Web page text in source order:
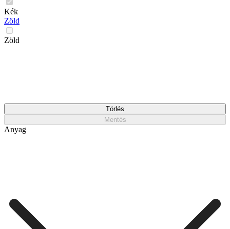
Kék
Zöld
Zöld
Törlés
Mentés
Anyag